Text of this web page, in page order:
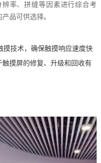
率、拼缝等因素进行综合考
品可供选择。‍
摸技术，确保触摸响应速度快
摸屏的修复、升级和回收有